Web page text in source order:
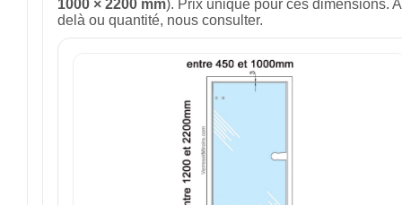
1000 × 2200 mm). Prix unique pour ces dimensions.
delà ou quantité, nous consulter.